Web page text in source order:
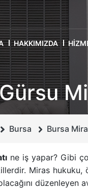
HAKKIMIZDA
Bursa Bursa
ne iş yapar? Gibi
Miras hukuku,
düzenleyen